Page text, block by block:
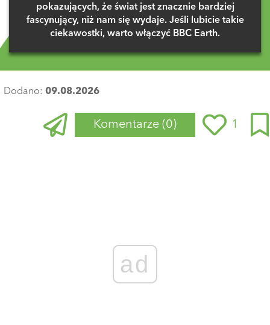
pokazujących, że świat jest znacznie bardziej
fascynujący, niż nam się wydaje. Jeśli lubicie takie
ciekawostki, warto włączyć BBC Earth.
Dodano: 09.08.2026
Komentarze (0) 1
ad